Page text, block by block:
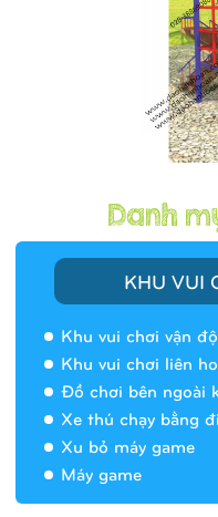
KHU VUI
Khu vui chơi vận
Khu vui chơi liên
Đồ chơi bên ngoài
Xe thú chạy bằng
Xu bỏ máy game
Máy game